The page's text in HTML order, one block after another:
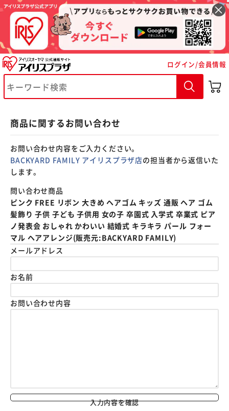
ログイン/会員情報
商品に関するお問い合わせ
お問い合わせ内容をご入力ください。
BACKYARD FAMILY アイリスプラザ店の担当者から返信いた
します。
問い合わせ商品
ピンク FREE リボン 大きめ ヘアゴム キッズ 通販 ヘア ゴム
髪飾り 子供 子ども 子供用 女の子 卒園式 入学式 卒業式 ピア
ノ発表会 おしゃれ かわいい 結婚式 キラキラ パール フォー
マル ヘアアレンジ(販売元:BACKYARD FAMILY)
メールアドレス
お名前
お問い合わせ内容
入力内容を確認
※ご確認ください
カートに入れる